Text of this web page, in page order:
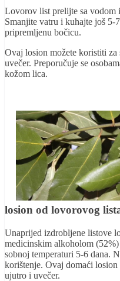
Lovorov list prelijte sa vodom
Smanjite vatru i kuhajte još 5-
pripremljenu bočicu.
Ovaj losion možete koristiti
uvečer. Preporučuje se
kožom lica.
losion od lovorovog
Unaprijed izdrobljene listove
medicinskim alkoholom
sobnoj temperaturi 5-6 dana.
korištenje. Ovaj domaći
ujutro i uvečer.